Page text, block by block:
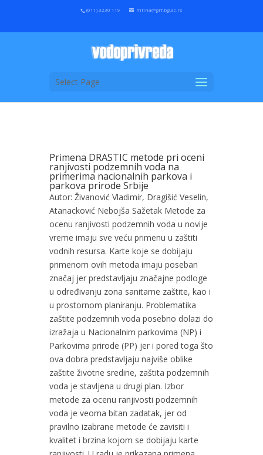
(011) 3230 119 mtina@grf.bg.ac.rs
Select Page
Primena DRASTIC metode pri oceni
ranjivosti podzemnih voda na
primerima nacionalnih parkova i
parkova prirode Srbije
Autor: Živanović Vladimir, Dragišić Veselin,
Atanacković Nebojša Sažetak Metode za
ocenu ranjivosti podzemnih voda u novije
vreme imaju sve veću primenu u zaštiti
vodnih resursa. Karte koje se dobijaju
primenom ovih metoda imaju poseban
značaj jer predstavljaju značajne podloge
u određivanju zona sanitarne zaštite, kao i
u prostornom planiranju. Problematika
zaštite podzemnih voda posebno dolazi do
izražaja u Nacionalnim parkovima (NP) i
Parkovima prirode (PP) jer i pored toga što
ova dobra predstavljaju najviše oblike
zaštite životne sredine, zaštita podzemnih
voda je stavljena u drugi plan. Izbor
metode za ocenu ranjivosti podzemnih
voda je veoma bitan zadatak, jer od
pravilno izabrane metode će zavisiti i
kvalitet i brzina kojom se dobijaju karte